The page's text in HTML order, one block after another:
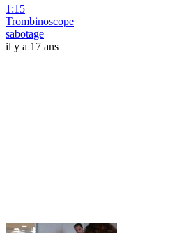
1:15
Trombinoscope
sabotage
il y a 17 ans